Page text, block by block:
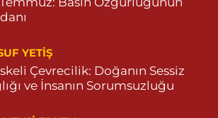
CADDESİ 3086 SOKAK NO:7 2
YETİŞ
Çevrecilik: Doğanın Sessiz
ve İnsanın Sorumsuzluğu